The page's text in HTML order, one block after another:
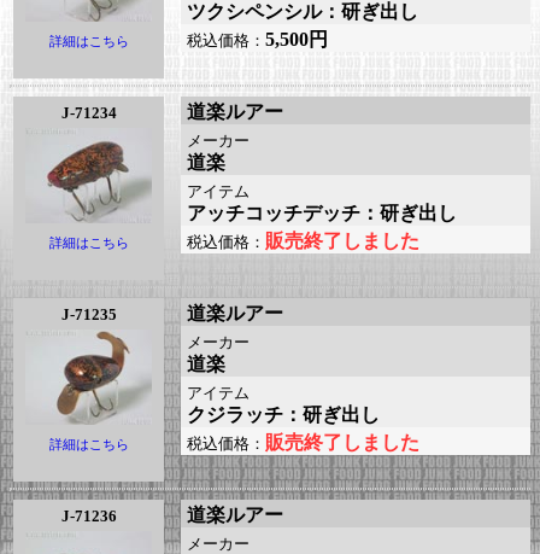
詳細はこちら
ツクシペンシル：研ぎ出し
税込価格： 5,500円
J-71234
詳細はこちら
道楽ルアー
メーカー
道楽
アイテム
アッチコッチデッチ：研ぎ出し
税込価格： 販売終了しました
J-71235
詳細はこちら
道楽ルアー
メーカー
道楽
アイテム
クジラッチ：研ぎ出し
税込価格： 販売終了しました
J-71236 道楽ルアー
メーカー